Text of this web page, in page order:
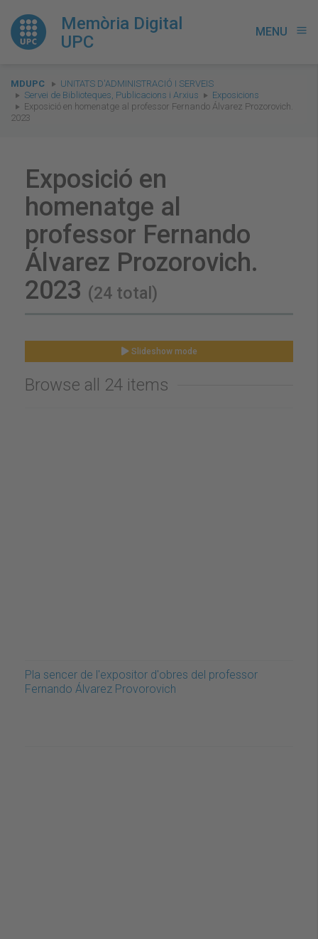
Memòria Digital
UPC
MENU menu
You
are
here:
MDUPC
UNITATS D'ADMINISTRACIÓ I SERVEIS
Servei de Biblioteques, Publicacions i Arxius
Exposicions
Exposició en homenatge al professor Fernando Álvarez Prozorovich.
2023
Exposició en
homenatge al
professor Fernando
Álvarez Prozorovich.
2023 (24 total)
Slideshow mode
Browse all 24 items
Pla sencer de l'expositor d'obres del professor
Fernando Álvarez Provorovich